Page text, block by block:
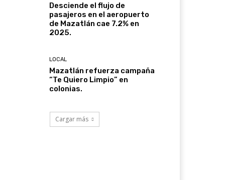
Desciende el flujo de
pasajeros en el aeropuerto
de Mazatlán cae 7.2% en
2025.
LOCAL
Mazatlán refuerza campaña
“Te Quiero Limpio” en
colonias.
Cargar más